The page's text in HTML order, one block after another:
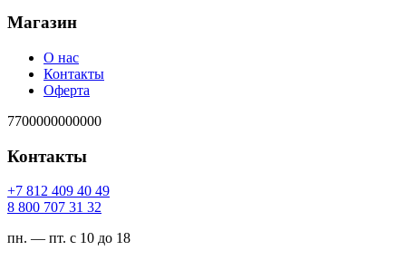
Магазин
О нас
Контакты
Оферта
7700000000000
Контакты
94 04 904 218 7+
23 13 707 008 8
пн. — пт. с 10 до 18